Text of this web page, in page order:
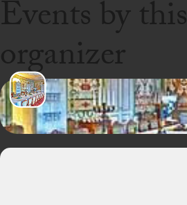
Events by this
organizer